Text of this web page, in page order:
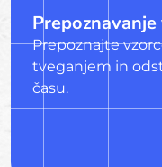
Prepoznajte
tveganjem in
času.